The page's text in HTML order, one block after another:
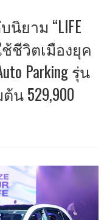
นิยาม “LIFE
ช้ชีวิตเมืองยุค
Parking รุ่น
น 529,900